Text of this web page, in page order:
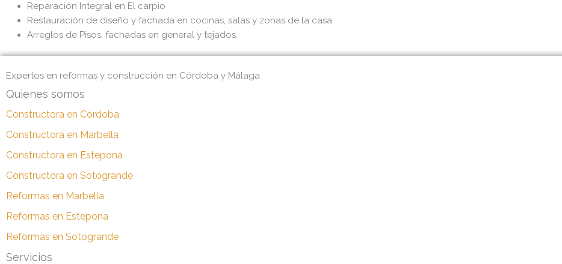
Reparación Integral en El carpio
Restauración de diseño y fachada en cocinas, salas y zonas de la casa.
Arreglos de Pisos, fachadas en general y tejados.
Expertos en reformas y construcción en Córdoba y Málaga
Quienes somos
Constructora en Córdoba
Constructora en Marbella
Constructora en Estepona
Constructora en Sotogrande
Reformas en Marbella
Reformas en Estepona
Reformas en Sotogrande
Servicios